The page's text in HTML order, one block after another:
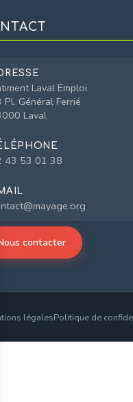
Laval Emploi
Pl. Général Ferrié
Laval
43 53 01 38
contacter
légalesPolitique de